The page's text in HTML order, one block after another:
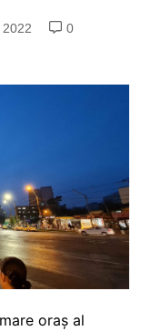
0
oraș al